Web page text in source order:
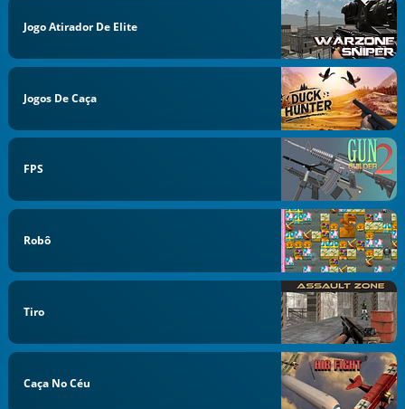
Jogo Atirador De Elite
Jogos De Caça
FPS
Robô
Tiro
Caça No Céu